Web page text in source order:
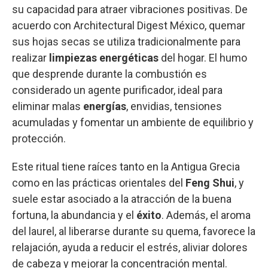
su capacidad para atraer vibraciones positivas. De
acuerdo con Architectural Digest México, quemar
sus hojas secas se utiliza tradicionalmente para
realizar limpiezas energéticas del hogar. El humo
que desprende durante la combustión es
considerado un agente purificador, ideal para
eliminar malas energías, envidias, tensiones
acumuladas y fomentar un ambiente de equilibrio y
protección.
Este ritual tiene raíces tanto en la Antigua Grecia
como en las prácticas orientales del Feng Shui, y
suele estar asociado a la atracción de la buena
fortuna, la abundancia y el éxito. Además, el aroma
del laurel, al liberarse durante su quema, favorece la
relajación, ayuda a reducir el estrés, aliviar dolores
de cabeza y mejorar la concentración mental.